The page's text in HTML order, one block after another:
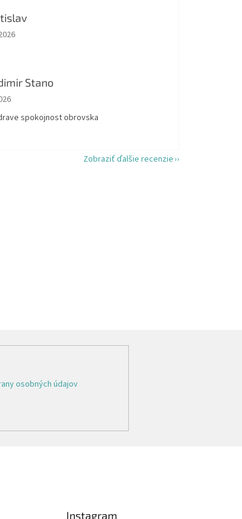
obchodu je 5 z 5 hviezdičiek.
Stano
obchodu je 5 z 5 hviezdičiek.
spokojnost obrovska
Zobraziť ďalšie recenzie
osobných údajov
Instagram